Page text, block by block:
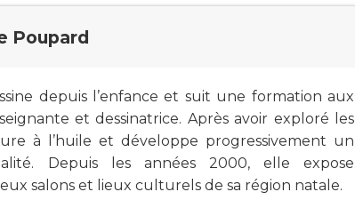
Poupard
depuis l’enfance et suit une formation aux
et dessinatrice. Après avoir exploré les
à l’huile et développe progressivement un
Depuis les années 2000, elle expose
salons et lieux culturels de sa région natale.